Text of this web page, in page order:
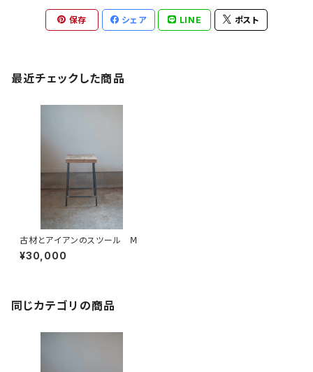
保存 シェア LINE ポスト
最近チェックした商品
古材とアイアンのスツール Ⅿ
¥30,000
同じカテゴリの商品